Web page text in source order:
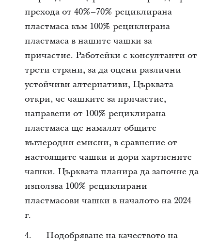
прехода от 40%–70% рециклирана
пластмаса към 100% рециклирана
пластмаса в нашите чашки за
причастие. Работейки с консултанти от
трети страни, за да оцени различни
устойчиви алтернативи, Църквата
откри, че чашките за причастие,
направени от 100% рециклирана
пластмаса ще намалят общите
въглеродни емисии, в сравнение от
настоящите чашки и дори хартиените
чашки. Църквата планира да започне да
използва 100% рециклирани
пластмасови чашки в началото на 2024
г.
4. Подобряване на качеството на